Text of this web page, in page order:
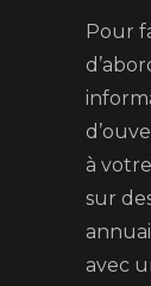
Pour
à
sur
avec